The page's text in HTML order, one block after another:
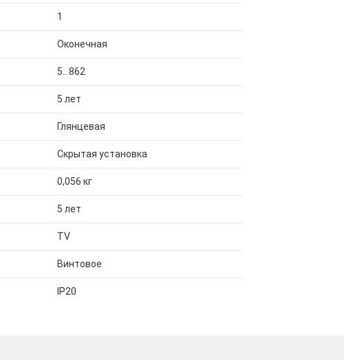
1
Оконечная
5...862
5 лет
Глянцевая
Скрытая установка
0,056 кг
5 лет
TV
Винтовое
IP20